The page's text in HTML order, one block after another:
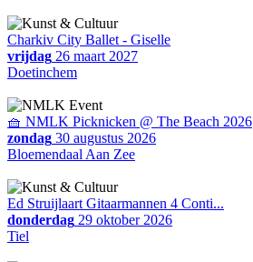
Charkiv City Ballet - Giselle
vrijdag 26 maart 2027
Doetinchem
🧺 NMLK Picknicken @ The Beach 2026
zondag 30 augustus 2026
Bloemendaal Aan Zee
Ed Struijlaart Gitaarmannen 4 Conti...
donderdag 29 oktober 2026
Tiel